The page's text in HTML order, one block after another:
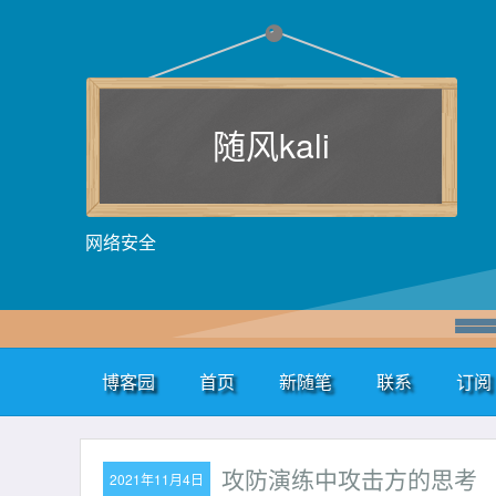
随风kali
网络安全
博客园 首页 新随笔 联系 订阅
2021年11月4日 攻防演练中攻击方的思考